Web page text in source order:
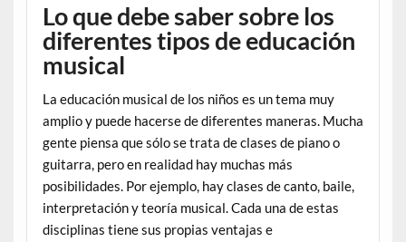
Lo que debe saber sobre los
diferentes tipos de educación
musical
La educación musical de los niños es un tema muy
amplio y puede hacerse de diferentes maneras. Mucha
gente piensa que sólo se trata de clases de piano o
guitarra, pero en realidad hay muchas más
posibilidades. Por ejemplo, hay clases de canto, baile,
interpretación y teoría musical. Cada una de estas
disciplinas tiene sus propias ventajas e